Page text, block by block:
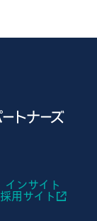
インサイト
採用サイト